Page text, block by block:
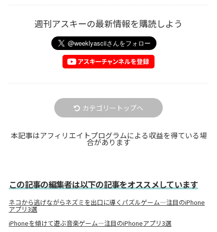
週刊アスキーの最新情報を購読しよう
カテゴリートップへ
本記事はアフィリエイトプログラムによる収益を得ている場
合があります
この記事の編集者は以下の記事をオススメしています
ネコから逃げながらネズミを出口に導くパズルゲーム―注目のiPhone
アプリ3選
iPhoneを傾けて遊ぶ音楽ゲーム―注目のiPhoneアプリ3選